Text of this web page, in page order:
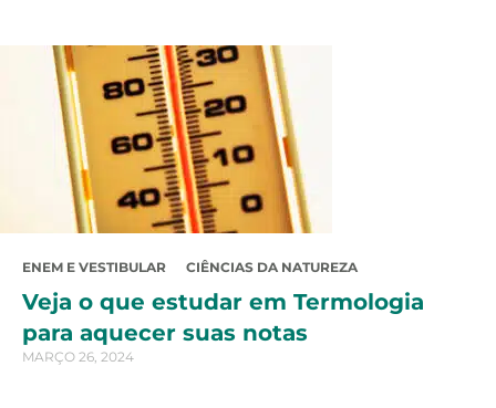
ENEM E VESTIBULAR CIÊNCIAS DA NATUREZA
Veja o que estudar em Termologia
para aquecer suas notas
MARÇO 26, 2024